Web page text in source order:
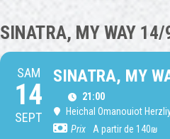
SINATRA, MY WAY 14/
SAM
14
SEPT
SINATRA, MY
21:00
Heichal Omanouiot
Prix
A partir de 140₪